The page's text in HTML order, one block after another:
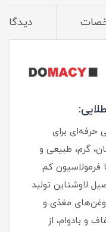
حرفه‌ای برای
گرم، طبیعی و
کم‌
لاوشتاین تولید
مغذی و
و بادوام، از